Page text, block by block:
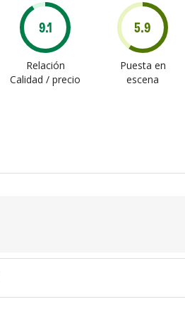
9.1
Relación
Calidad / precio
5.9
Puesta en
escena